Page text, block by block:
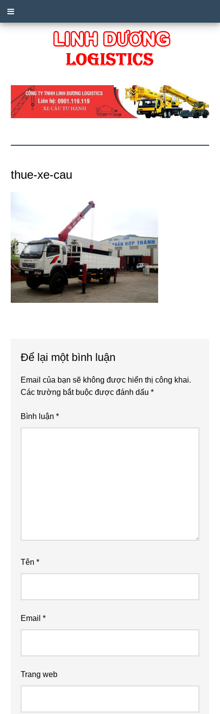
thue-xe-cau
Interactions
Để lại một bình luận
Email của bạn sẽ không được hiển thị công khai.
Các trường bắt buộc được đánh dấu*
Bình luận*
Tên*
Email*
Trang web